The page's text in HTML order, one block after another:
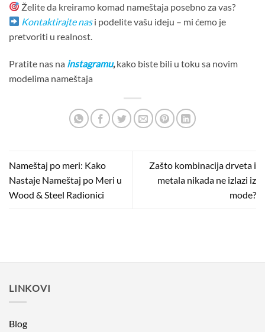
Želite da kreiramo komad nameštaja posebno za vas?
Kontaktirajte nasi podelite vašu ideju – mi ćemo je
pretvoriti u realnost.
Pratite nas na instagramu, kako biste bili u toku sa novim
modelima nameštaja
Nameštaj po meri: Kako
Nastaje Nameštaj po Meri u
Wood & Steel Radionici
Zašto kombinacija drveta i
metala nikada ne izlazi iz
mode?
LINKOVI
Blog